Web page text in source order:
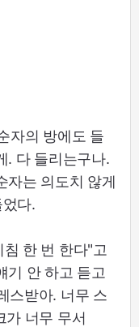
자의 방에도 들
. 다 들리는구나.
자는 의도치 않게
다.
한 번 한다"고
기 안 하고 듣고
스받아. 너무 스
가 너무 무서